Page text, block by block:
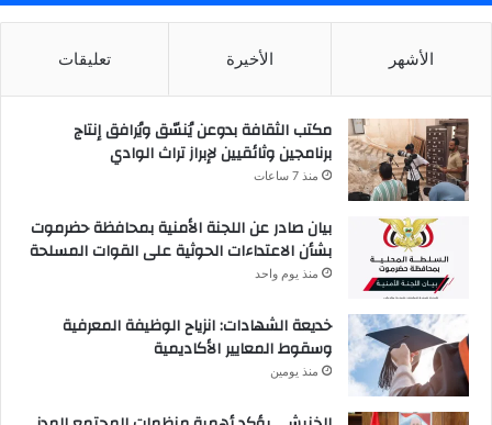
الأشهر الأخيرة تعليقات
مكتب الثقافة بدوعن يُنسّق ويُرافق إنتاج
برنامجين وثائقيين لإبراز تراث الوادي
منذ 7 ساعات
بيان صادر عن اللجنة الأمنية بمحافظة حضرموت
بشأن الاعتداءات الحوثية على القوات المسلحة
منذ يوم واحد
خديعة الشهادات: انزياح الوظيفة المعرفية
وسقوط المعايير الأكاديمية
منذ يومين